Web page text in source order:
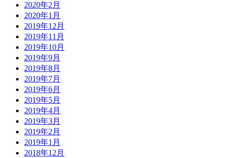
2020年2月
2020年1月
2019年12月
2019年11月
2019年10月
2019年9月
2019年8月
2019年7月
2019年6月
2019年5月
2019年4月
2019年3月
2019年2月
2019年1月
2018年12月